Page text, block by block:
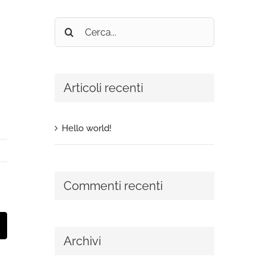
Cerca
per:
Articoli recenti
Hello world!
Commenti recenti
Archivi